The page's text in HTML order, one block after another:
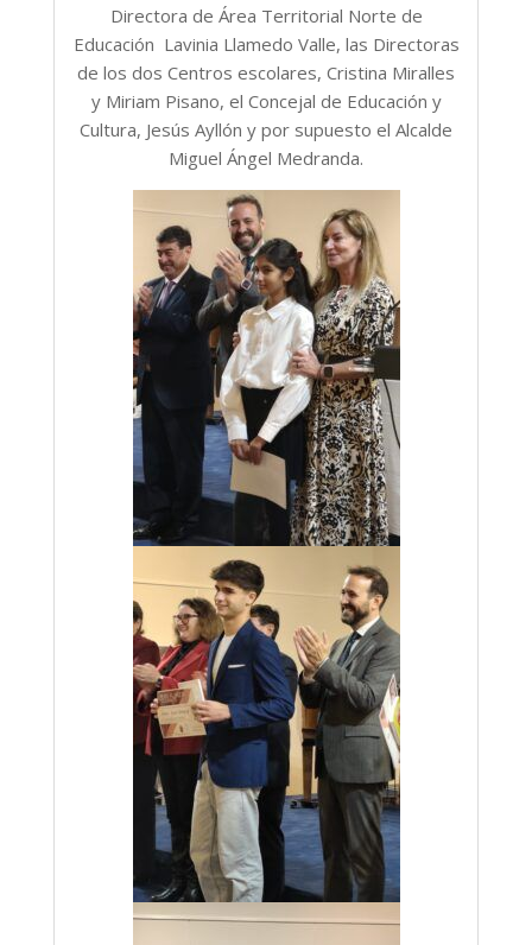
Directora de Área Territorial Norte de
Educación Lavinia Llamedo Valle, las Directoras
de los dos Centros escolares, Cristina Miralles
y Miriam Pisano, el Concejal de Educación y
Cultura, Jesús Ayllón y por supuesto el Alcalde
Miguel Ángel Medranda.